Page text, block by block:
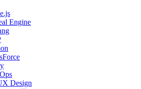
Engine
Design